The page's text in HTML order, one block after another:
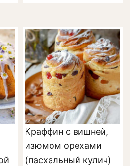
Краффин с вишней,
изюмом орехами
(пасхальный кулич)